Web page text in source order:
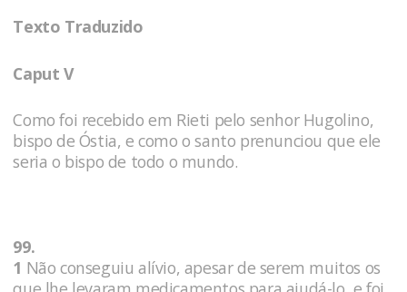
Texto Traduzido
Caput V
Como foi recebido em Rieti pelo senhor Hugolino,
bispo de Óstia, e como o santo prenunciou que ele
seria o bispo de todo o mundo.
99.
1 Não conseguiu alívio, apesar de serem muitos os